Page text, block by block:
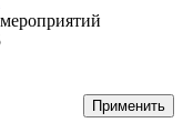
Применить